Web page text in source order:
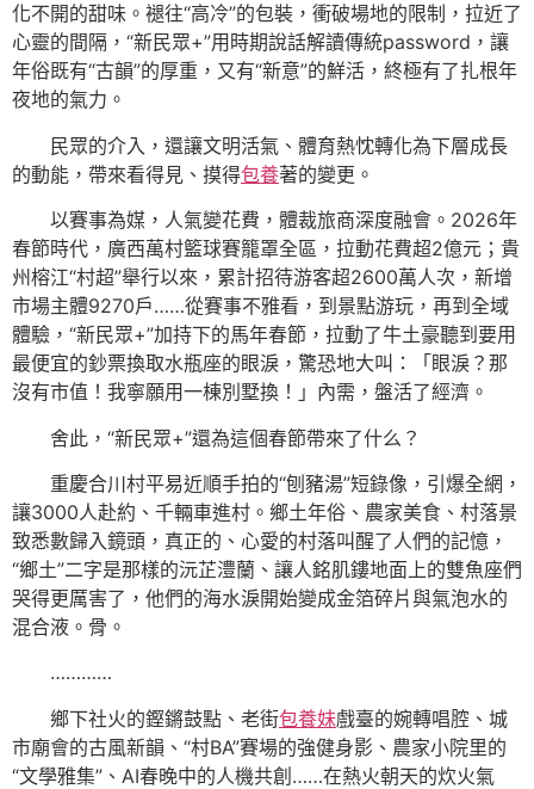
化不開的甜味。褪往“高冷”的包裝，衝破場地的限制，拉近了
心靈的間隔，“新民眾+”用時期說話解讀傳統password，讓
年俗既有“古韻”的厚重，又有“新意”的鮮活，終極有了扎根年
夜地的氣力。
民眾的介入，還讓文明活氣、體育熱忱轉化為下層成長
的動能，帶來看得見、摸得包養著的變更。
以賽事為媒，人氣變花費，體裁旅商深度融會。2026年
春節時代，廣西萬村籃球賽籠罩全區，拉動花費超2億元；貴
州榕江“村超”舉行以來，累計招待游客超2600萬人次，新增
市場主體9270戶……從賽事不雅看，到景點游玩，再到全域
體驗，“新民眾+”加持下的馬年春節，拉動了牛土豪聽到要用
最便宜的鈔票換取水瓶座的眼淚，驚恐地大叫：「眼淚？那
沒有市值！我寧願用一棟別墅換！」內需，盤活了經濟。
舍此，“新民眾+”還為這個春節帶來了什么？
重慶合川村平易近順手拍的“刨豬湯”短錄像，引爆全網，
讓3000人赴約、千輛車進村。鄉土年俗、農家美食、村落景
致悉數歸入鏡頭，真正的、心愛的村落叫醒了人們的記憶，
“鄉土”二字是那樣的沅芷澧蘭、讓人銘肌鏤地面上的雙魚座們
哭得更厲害了，他們的海水淚開始變成金箔碎片與氣泡水的
混合液。骨。
…………
鄉下社火的鏗鏘鼓點、老街包養妹戲臺的婉轉唱腔、城
市廟會的古風新韻、“村BA”賽場的強健身影、農家小院里的
“文學雅集”、AI春晚中的人機共創……在熱火朝天的炊火氣